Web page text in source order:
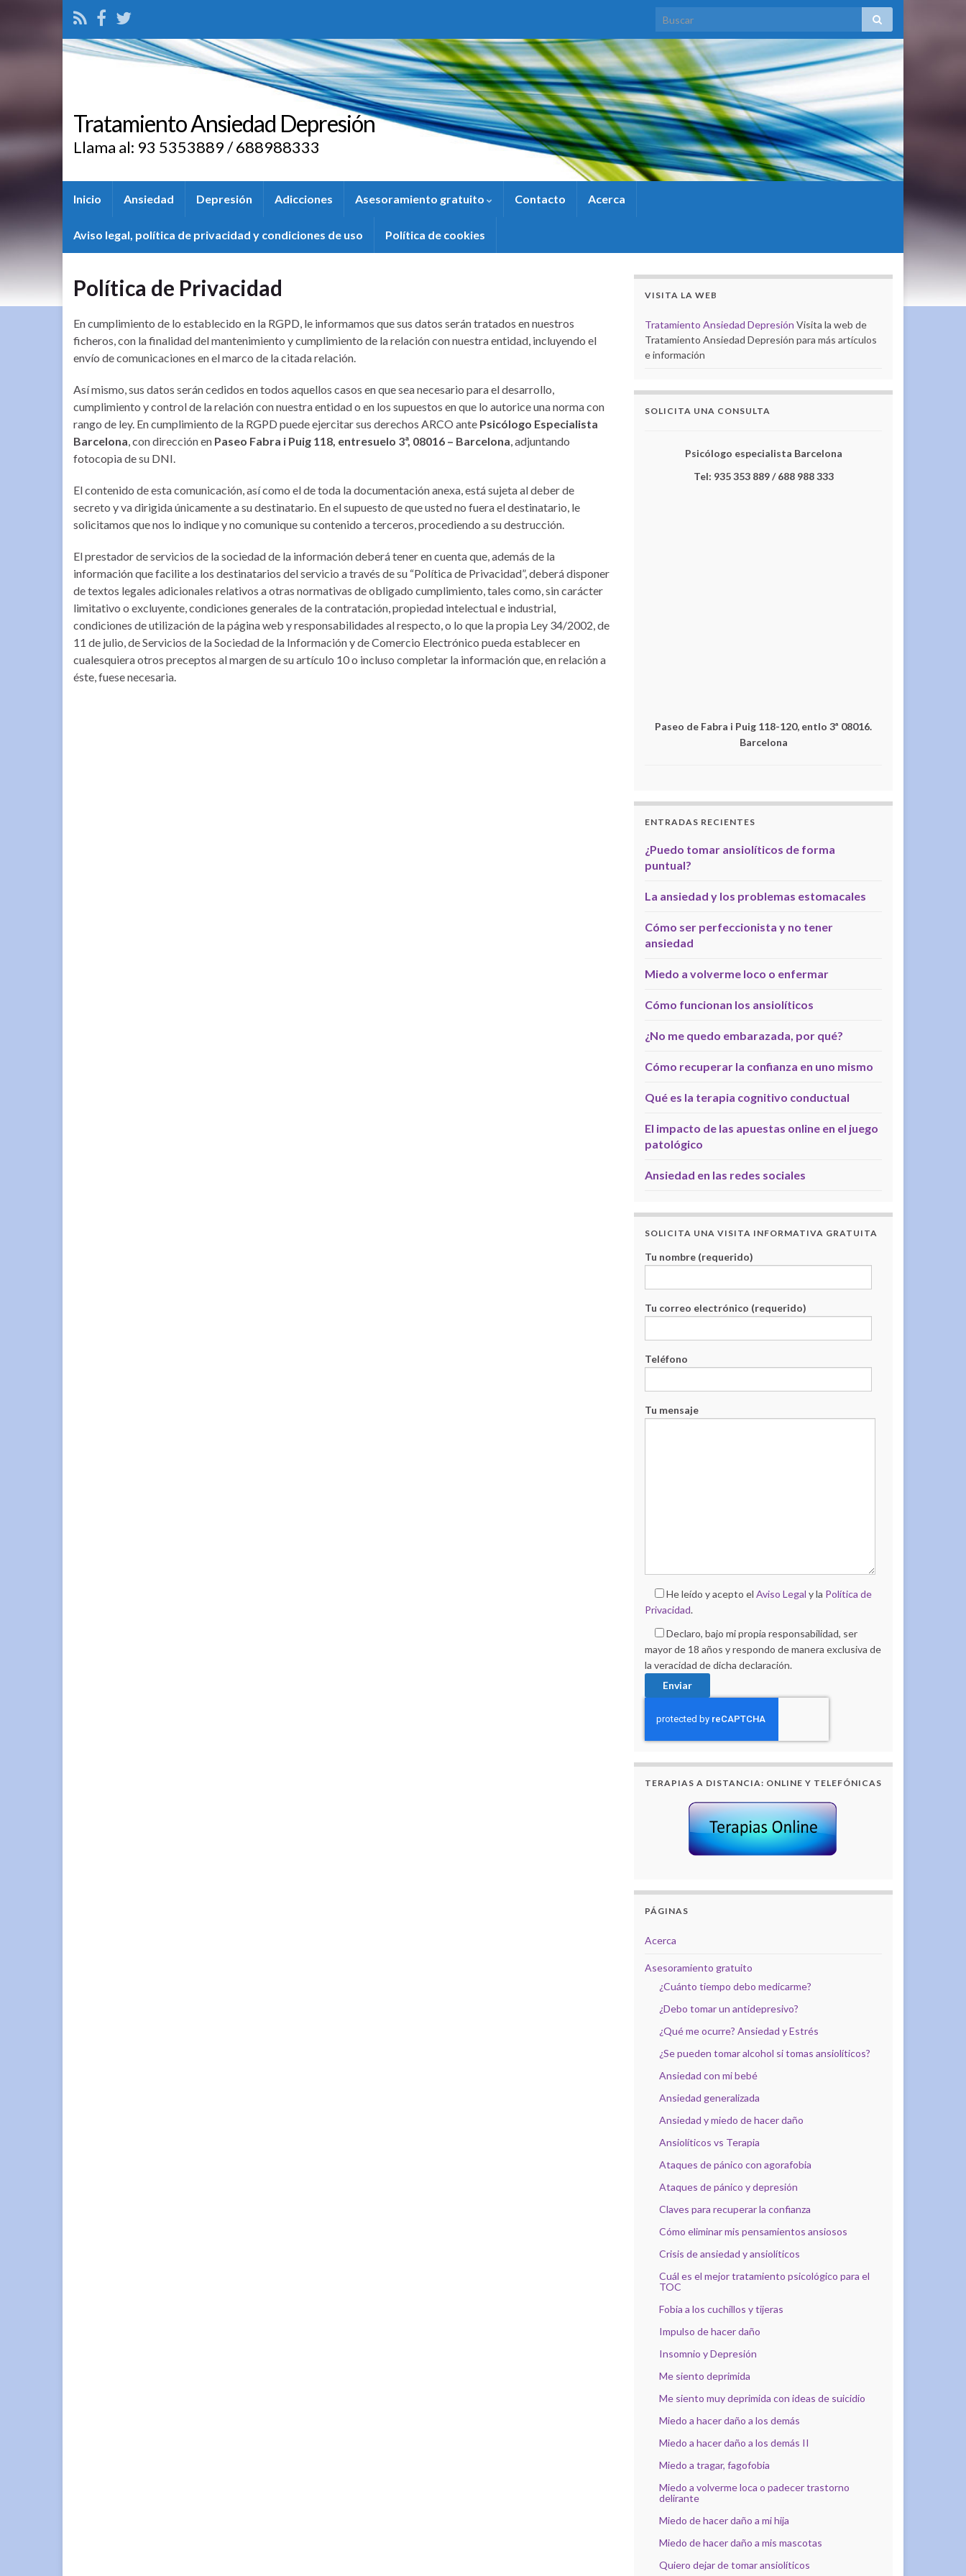
Tratamiento Ansiedad Depresión
Llama al: 93 5353889 / 688988333
Inicio Ansiedad Depresión Adicciones Asesoramiento gratuito Contacto Acerca
Aviso legal, política de privacidad y condiciones de uso Política de cookies
Política de Privacidad
En cumplimiento de lo establecido en la RGPD, le informamos que sus datos serán tratados en nuestros
ficheros, con la finalidad del mantenimiento y cumplimiento de la relación con nuestra entidad, incluyendo el
envío de comunicaciones en el marco de la citada relación.
Así mismo, sus datos serán cedidos en todos aquellos casos en que sea necesario para el desarrollo,
cumplimiento y control de la relación con nuestra entidad o en los supuestos en que lo autorice una norma con
rango de ley. En cumplimiento de la RGPD puede ejercitar sus derechos ARCO ante Psicólogo Especialista
Barcelona, con dirección en Paseo Fabra i Puig 118, entresuelo 3ª, 08016 – Barcelona, adjuntando
fotocopia de su DNI.
El contenido de esta comunicación, así como el de toda la documentación anexa, está sujeta al deber de
secreto y va dirigida únicamente a su destinatario. En el supuesto de que usted no fuera el destinatario, le
solicitamos que nos lo indique y no comunique su contenido a terceros, procediendo a su destrucción.
El prestador de servicios de la sociedad de la información deberá tener en cuenta que, además de la
información que facilite a los destinatarios del servicio a través de su “Política de Privacidad”, deberá disponer
de textos legales adicionales relativos a otras normativas de obligado cumplimiento, tales como, sin carácter
limitativo o excluyente, condiciones generales de la contratación, propiedad intelectual e industrial,
condiciones de utilización de la página web y responsabilidades al respecto, o lo que la propia Ley 34/2002, de
11 de julio, de Servicios de la Sociedad de la Información y de Comercio Electrónico pueda establecer en
cualesquiera otros preceptos al margen de su artículo 10 o incluso completar la información que, en relación a
éste, fuese necesaria.
VISITA LA WEB
Tratamiento Ansiedad Depresión Visita la web de
Tratamiento Ansiedad Depresión para más artículos
e información
SOLICITA UNA CONSULTA
Psicólogo especialista Barcelona
Tel: 935 353 889 / 688 988 333
Paseo de Fabra i Puig 118-120, entlo 3ª 08016.
Barcelona
ENTRADAS RECIENTES
¿Puedo tomar ansiolíticos de forma
puntual?
La ansiedad y los problemas estomacales
Cómo ser perfeccionista y no tener
ansiedad
Miedo a volverme loco o enfermar
Cómo funcionan los ansiolíticos
¿No me quedo embarazada, por qué?
Cómo recuperar la confianza en uno mismo
Qué es la terapia cognitivo conductual
El impacto de las apuestas online en el juego
patológico
Ansiedad en las redes sociales
SOLICITA UNA VISITA INFORMATIVA GRATUITA
Tu nombre (requerido)
Tu correo electrónico (requerido)
Teléfono
Tu mensaje
He leído y acepto el Aviso Legal y la Política de
Privacidad.
Declaro, bajo mi propia responsabilidad, ser
mayor de 18 años y respondo de manera exclusiva de
la veracidad de dicha declaración.
TERAPIAS A DISTANCIA: ONLINE Y TELEFÓNICAS
PÁGINAS
Acerca
Asesoramiento gratuito
¿Cuánto tiempo debo medicarme?
¿Debo tomar un antidepresivo?
¿Qué me ocurre? Ansiedad y Estrés
¿Se pueden tomar alcohol si tomas ansiolíticos?
Ansiedad con mi bebé
Ansiedad generalizada
Ansiedad y miedo de hacer daño
Ansiolíticos vs Terapia
Ataques de pánico con agorafobia
Ataques de pánico y depresión
Claves para recuperar la confianza
Cómo eliminar mis pensamientos ansiosos
Crisis de ansiedad y ansiolíticos
Cuál es el mejor tratamiento psicológico para el
TOC
Fobia a los cuchillos y tijeras
Impulso de hacer daño
Insomnio y Depresión
Me siento deprimida
Me siento muy deprimida con ideas de suicidio
Miedo a hacer daño a los demás
Miedo a hacer daño a los demás II
Miedo a tragar, fagofobia
Miedo a volverme loca o padecer trastorno
delirante
Miedo de hacer daño a mi hija
Miedo de hacer daño a mis mascotas
Quiero dejar de tomar ansiolíticos